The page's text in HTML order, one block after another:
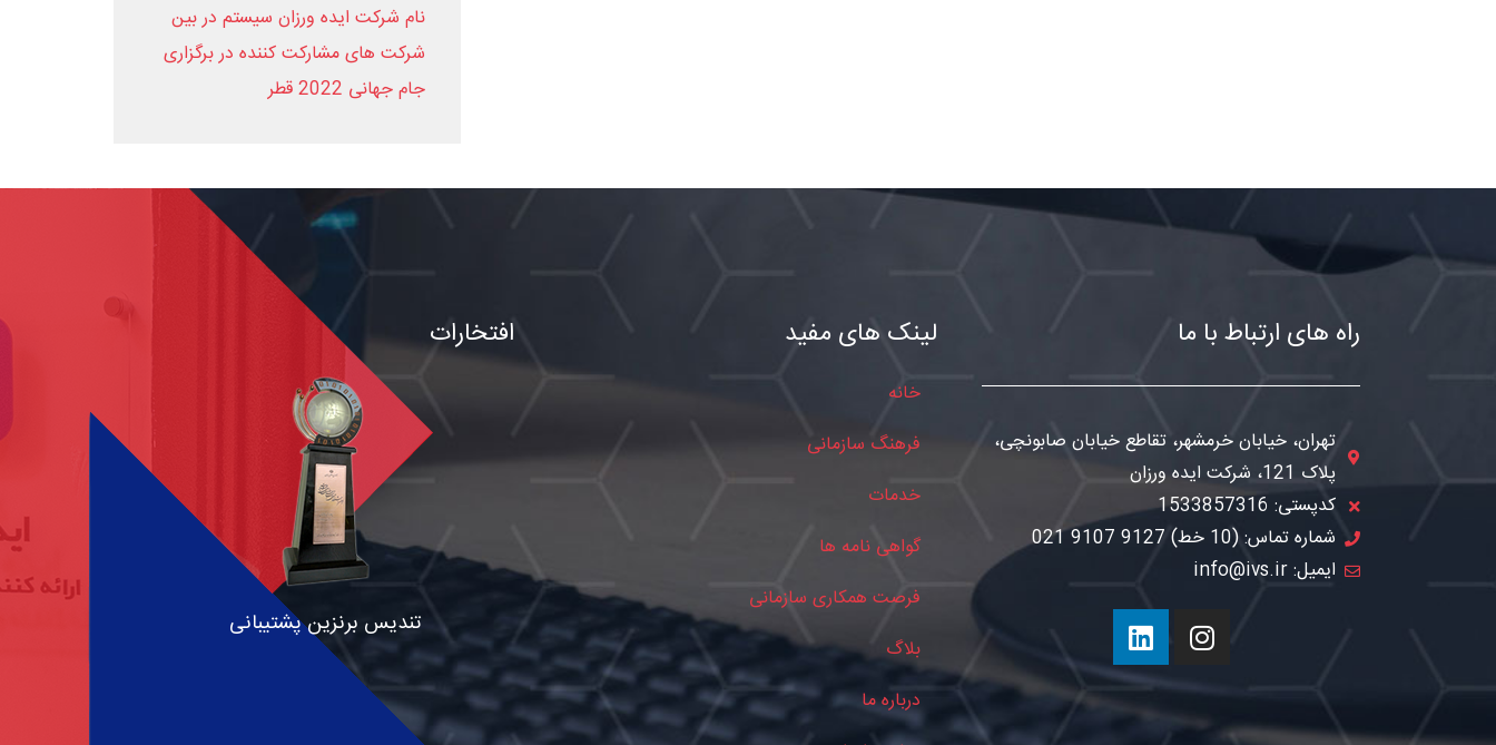
نام شرکت ایده ورزان سیستم در بین
شرکت های مشارکت کننده در برگزاری
جام جهانی 2022 قطر
راه های ارتباط با ما
تهران، خیابان خرمشهر، تقاطع خیابان صابونچی،
پلاک 121، شرکت ایده ورزان
کدپستی: 1533857316
شماره تماس: (10 خط) 9127 9107 021
ایمیل: info@ivs.ir
لینک های مفید
خانه
فرهنگ سازمانی
خدمات
گواهی نامه ها
فرصت همکاری سازمانی
بلاگ
درباره ما
افتخارات
تندیس برنزین پشتیبانی